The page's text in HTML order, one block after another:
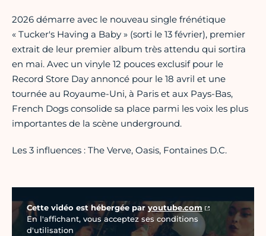
2026 démarre avec le nouveau single frénétique
« Tucker's Having a Baby » (sorti le 13 février), premier
extrait de leur premier album très attendu qui sortira
en mai. Avec un vinyle 12 pouces exclusif pour le
Record Store Day annoncé pour le 18 avril et une
tournée au Royaume-Uni, à Paris et aux Pays-Bas,
French Dogs consolide sa place parmi les voix les plus
importantes de la scène underground.
Les 3 influences : The Verve, Oasis, Fontaines D.C.
Cette vidéo est hébergée paryoutube.com
En l'affichant, vous acceptez ses conditions
d'utilisation